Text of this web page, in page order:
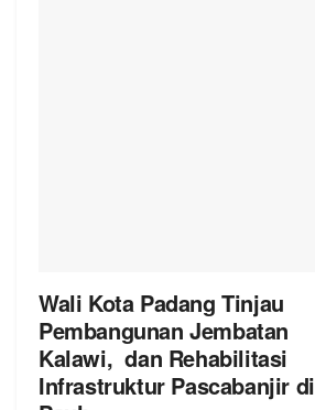
Wali Kota Padang Tinjau
Pembangunan Jembatan
Kalawi, dan Rehabilitasi
Infrastruktur Pascabanjir di